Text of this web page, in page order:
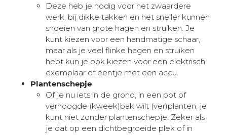
Deze heb je nodig voor het zwaardere
werk, bij dikke takken en het sneller kunnen
snoeien van grote hagen en struiken. Je
kunt kiezen voor een handmatige schaar,
maar als je veel flinke hagen en struiken
hebt kun je ook kiezen voor een elektrisch
exemplaar of eentje met een accu.
Plantenschepje
Of je nu iets in de grond, in een pot of
verhoogde (kweek)bak wilt (ver)planten, je
kunt niet zonder plantenschepje. Zeker als
je dat op een dichtbegroeide plek of in